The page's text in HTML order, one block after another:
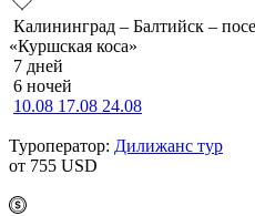
Калининград – Балтийск –
«Куршская коса»
7 дней
6 ночей
10.08 17.08 24.08
Туроператор: Дилижанс тур
от 755 USD